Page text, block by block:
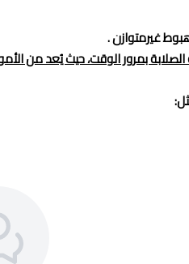
غيرمتوازن .
بمرور الوقت، حيث يُعد من